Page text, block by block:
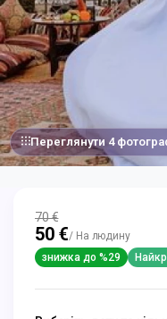
Переглянути 4
70 €
50 €/ На людину
знижка до %29